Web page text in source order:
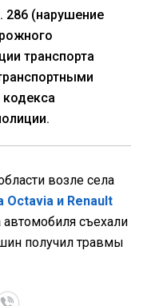
286 (нарушение
транспорта
возле села
Octavia и Renault
съехали
получил травмы